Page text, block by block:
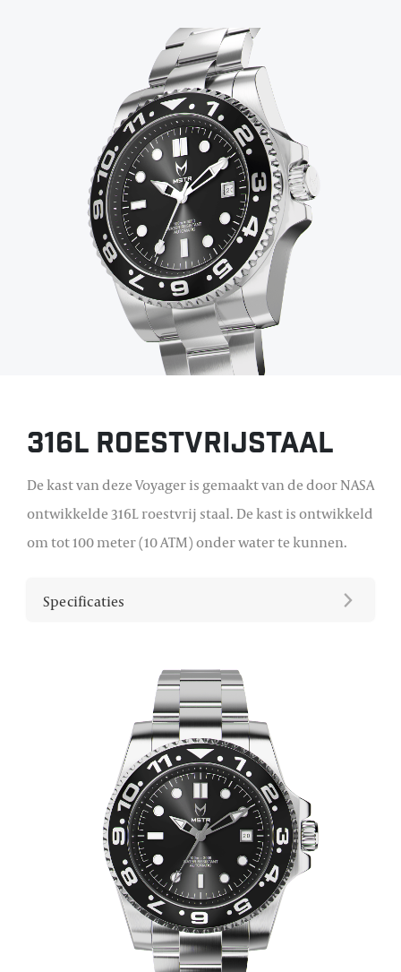
316L roestvrijstaal
De kast van deze Voyager is gemaakt van de door NASA
ontwikkelde 316L roestvrij staal. De kast is ontwikkeld
om tot 100 meter (10 ATM) onder water te kunnen.
Specificaties